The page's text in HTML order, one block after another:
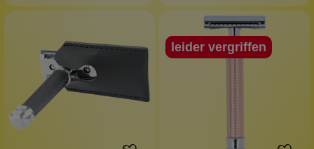
leider vergriffen